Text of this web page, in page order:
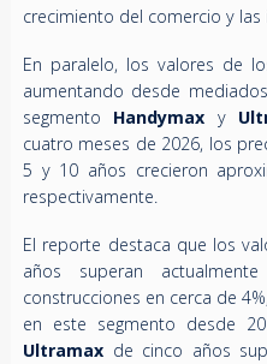
crecimiento del comercio y las
En paralelo, los valores de
aumentando desde
segmento Handymax y
cuatro meses de 2026, los
5 y 10 años crecieron
respectivamente.
El reporte destaca que los
años superan
construcciones en cerca de
en este segmento desde
Ultramaxde cinco años